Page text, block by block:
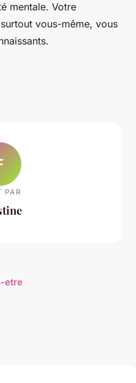
mentale. Votre
vous-même, vous
PAR
etre